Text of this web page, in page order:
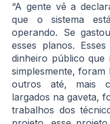
“A gente vê a
que o sistema
operando. Se
esses planos.
dinheiro público que
simplesmente, foram
outros até, mais
largados na gaveta,
trabalhos dos